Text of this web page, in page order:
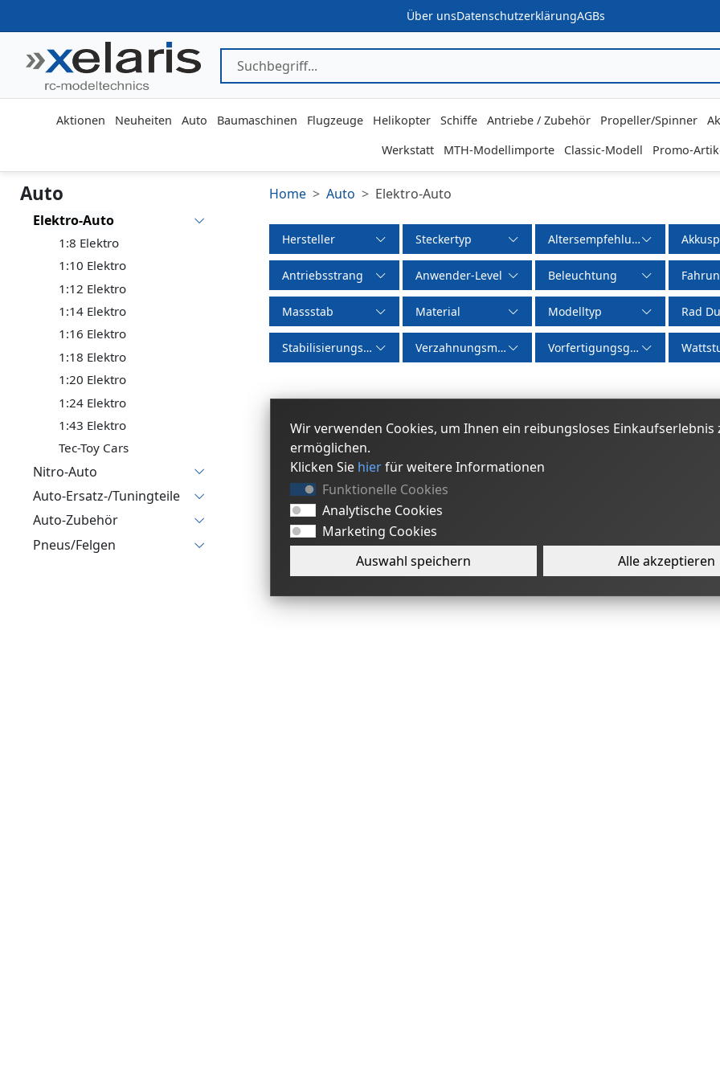
Über unsDatenschutzerklärungAGBs
Aktionen Neuheiten Auto Baumaschinen Flugzeuge Helikopter Schiffe Antriebe / Zubehör Propeller/Spinner
Werkstatt
MTH-Modellimporte Classic-Modell Promo-
Auto
Elektro-Auto
1:8 Elektro
1:10 Elektro
1:12 Elektro
1:14 Elektro
1:16 Elektro
1:18 Elektro
1:20 Elektro
1:24 Elektro
1:43 Elektro
Tec-Toy Cars
Nitro-Auto
Auto-Ersatz-/Tuningteile
Auto-Zubehör
Pneus/Felgen
Home Auto Elektro-Auto
Hersteller Steckertyp Altersempfehlung
Antriebsstrang Anwender-Level Beleuchtung
Massstab Material Modelltyp Rad
Stabilisierungssystem Verzahnungsmodul Vorfertigungsgrad
Wir verwenden Cookies, um Ihnen ein reibungsloses Einkaufserlebnis
ermöglichen.
Klicken Sie hierfür weitere Informationen
Funktionelle Cookies
Analytische Cookies
Marketing Cookies
Auswahl speichern
Alle akzeptieren